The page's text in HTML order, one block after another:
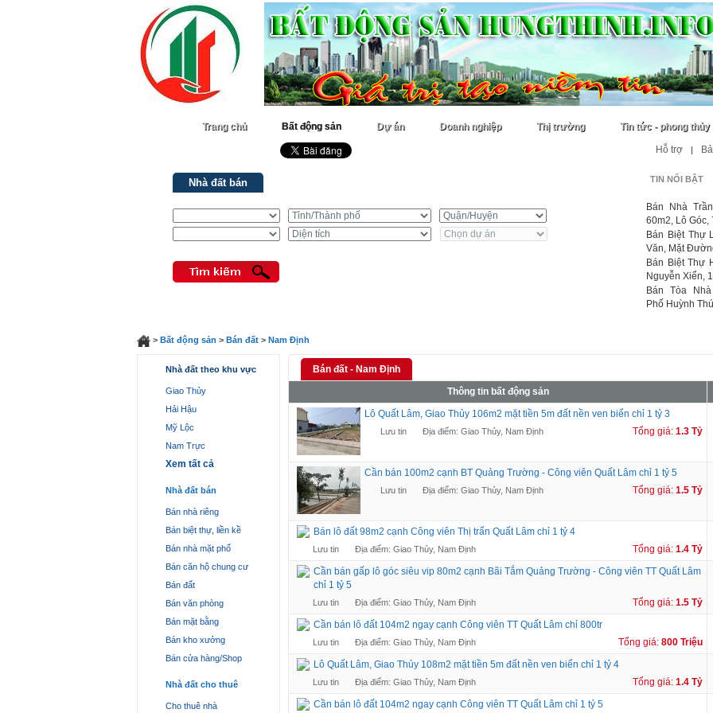
Trang chủ Bất động sản Dự án Doanh nghiệp Thị trường Tin tức - phong thủy
Hỗ trợ |
Nhà đất bán TIN NỔI BẬT
Bán Nhà
60m2, Lô Góc,
Bán Biệt Thự
Văn, Mặt
Bán Biệt Thự
Nguyễn Xiển,
Bán Tòa
Phố Huỳnh
> Bất động sản > Bán đất> Nam Định
Nhà đất theo khu vực
Giao Thủy
Hải Hậu
Mỹ Lộc
Nam Trực
Xem tất cả
Nhà đất bán
Bán nhà riêng
Bán biệt thự, liền kề
Bán nhà mặt phố
Bán căn hộ chung cư
Bán đất
Bán văn phòng
Bán mặt bằng
Bán kho xưởng
Bán cửa hàng/Shop
Nhà đất cho thuê
Cho thuê nhà
Bán đất - Nam Định
Thông tin bất động sản
Lô Quất Lâm, Giao Thủy 106m2 mặt tiền 5m đất nền ven biển chỉ 1 tỷ 3
Lưu tin Địa điểm: Giao Thủy, Nam Định Tổng giá: 1.3 Tỷ
Cần bán 100m2 cạnh BT Quảng Trường - Công viên Quất Lâm chỉ 1 tỷ 5
Lưu tin Địa điểm: Giao Thủy, Nam Định Tổng giá: 1.5 Tỷ
Bán lô đất 98m2 cạnh Công viên Thị trấn Quất Lâm chỉ 1 tỷ 4
Lưu tin Địa điểm: Giao Thủy, Nam Định Tổng giá: 1.4 Tỷ
Cần bán gấp lô góc siêu vip 80m2 cạnh Bãi Tắm Quảng Trường - Công viên TT Quất Lâm
chỉ 1 tỷ 5
Lưu tin Địa điểm: Giao Thủy, Nam Định Tổng giá: 1.5 Tỷ
Cần bán lô đất 104m2 ngay cạnh Công viên TT Quất Lâm chỉ 800tr
Lưu tin Địa điểm: Giao Thủy, Nam Định Tổng giá: 800 Triệu
Lô Quất Lâm, Giao Thủy 108m2 mặt tiền 5m đất nền ven biển chỉ 1 tỷ 4
Lưu tin Địa điểm: Giao Thủy, Nam Định Tổng giá: 1.4 Tỷ
Cần bán lô đất 104m2 ngay cạnh Công viên TT Quất Lâm chỉ 1 tỷ 5